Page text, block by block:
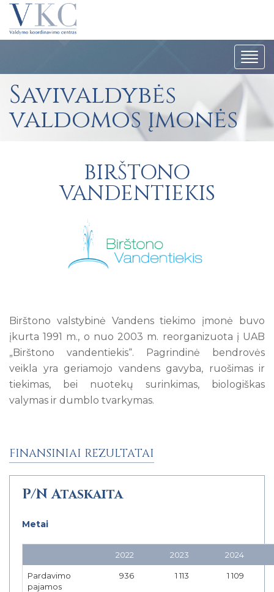
Savivaldybės
valdomos įmonės
BIRŠTONO
VANDENTIEKIS
Birštono valstybinė Vandens tiekimo įmonė buvo
įkurta 1991 m., o nuo 2003 m. reorganizuota į UAB
„Birštono vandentiekis“. Pagrindinė bendrovės
veikla yra geriamojo vandens gavyba, ruošimas ir
tiekimas, bei nuotekų surinkimas, biologiškas
valymas ir dumblo tvarkymas.
FINANSINIAI REZULTATAI
P/N Ataskaita
Metai
2022 2023 2024
Pardavimo
pajamos
936 1 113 1 109